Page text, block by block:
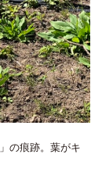
の痕跡。葉がキ